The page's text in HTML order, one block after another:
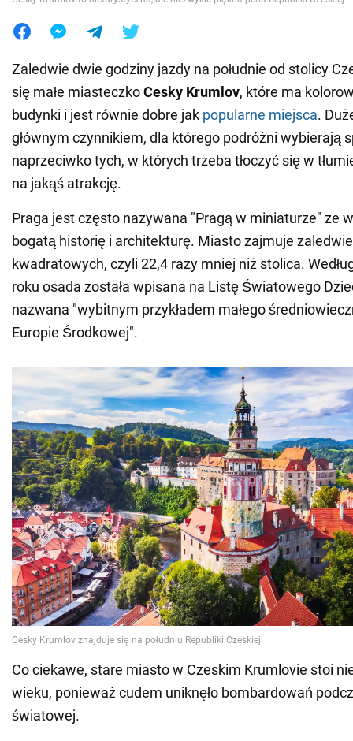
Zaledwie dwie godziny jazdy na południe od stolicy
się małe miasteczkoCesky Krumlov, które ma
budynki i jest równie dobre jak popularne miejsca.
głównym czynnikiem, dla którego podróżni wybierają
naprzeciwko tych, w których trzeba tłoczyć się w
na jakąś atrakcję.
Praga jest często nazywana "Pragą w miniaturze" ze
bogatą historię i architekturę. Miasto zajmuje
kwadratowych, czyli 22,4 razy mniej niż stolica.
roku osada została wpisana na Listę Światowego
nazwana "wybitnym przykładem małego
Europie Środkowej".
Co ciekawe, stare miasto w Czeskim Krumlovie stoi
wieku, ponieważ cudem uniknęło bombardowań
światowej.